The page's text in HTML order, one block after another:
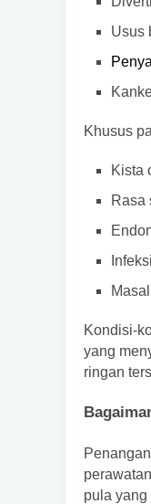
Usus
Khusus
Kista
Rasa
Kondisi-
yang
ringan
pula